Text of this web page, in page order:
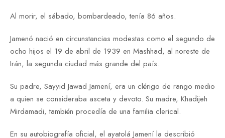
Al morir, el sábado, bombardeado, tenía 86 años.
Jamenó nació en circunstancias modestas como el segundo de
ocho hijos el 19 de abril de 1939 en Mashhad, al noreste de
Irán, la segunda ciudad más grande del país.
Su padre, Sayyid Jawad Jamení, era un clérigo de rango medio
a quien se consideraba asceta y devoto. Su madre, Khadijeh
Mirdamadi, también procedía de una familia clerical.
En su autobiografía oficial, el ayatolá Jamení la describió